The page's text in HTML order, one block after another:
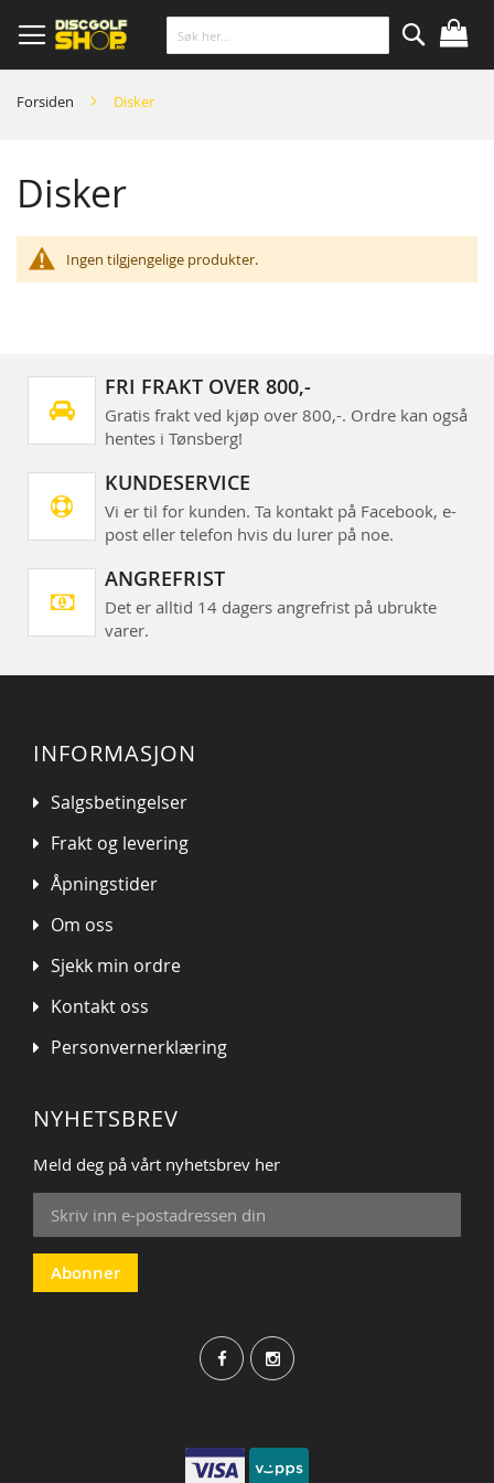
to
Content
Søk
Forsiden Disker
Disker
Ingen tilgjengelige produkter.
FRI FRAKT OVER 800,-
Gratis frakt ved kjøp over 800,-. Ordre kan også
hentes i Tønsberg!
KUNDESERVICE
Vi er til for kunden. Ta kontakt på Facebook, e-
post eller telefon hvis du lurer på noe.
ANGREFRIST
Det er alltid 14 dagers angrefrist på ubrukte
varer.
INFORMASJON
Salgsbetingelser
Frakt og levering
Åpningstider
Om oss
Sjekk min ordre
Kontakt oss
Personvernerklæring
NYHETSBREV
Meld deg på vårt nyhetsbrev her
Sign
Up
for
Our
Newsletter:
Abonner